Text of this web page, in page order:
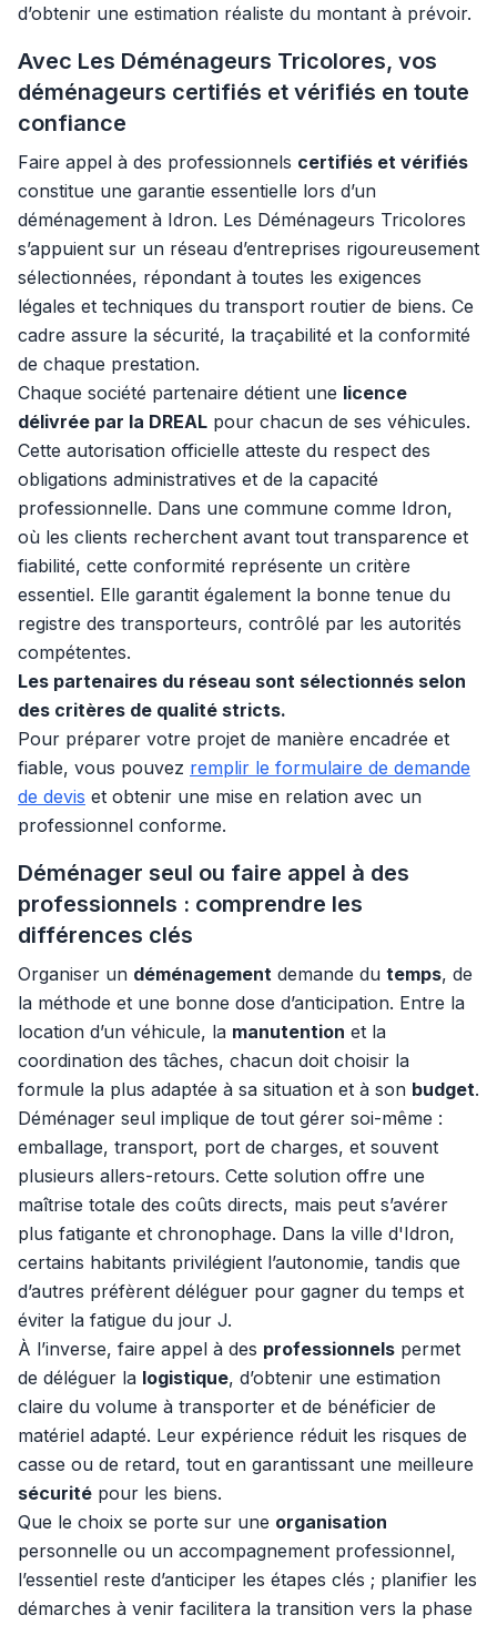
d’obtenir une estimation réaliste du montant à prévoir.
Avec Les Déménageurs Tricolores, vos
déménageurs certifiés et vérifiés en toute
confiance
Faire appel à des professionnels certifiés et vérifiés
constitue une garantie essentielle lors d’un
déménagement à Idron. Les Déménageurs Tricolores
s’appuient sur un réseau d’entreprises rigoureusement
sélectionnées, répondant à toutes les exigences
légales et techniques du transport routier de biens. Ce
cadre assure la sécurité, la traçabilité et la conformité
de chaque prestation.
Chaque société partenaire détient une licence
délivrée par la DREAL pour chacun de ses véhicules.
Cette autorisation officielle atteste du respect des
obligations administratives et de la capacité
professionnelle. Dans une commune comme Idron,
où les clients recherchent avant tout transparence et
fiabilité, cette conformité représente un critère
essentiel. Elle garantit également la bonne tenue du
registre des transporteurs, contrôlé par les autorités
compétentes.
Les partenaires du réseau sont sélectionnés selon
des critères de qualité stricts.
Pour préparer votre projet de manière encadrée et
fiable, vous pouvez remplir le formulaire de demande
de devis et obtenir une mise en relation avec un
professionnel conforme.
Déménager seul ou faire appel à des
professionnels : comprendre les
différences clés
Organiser un déménagement demande du temps, de
la méthode et une bonne dose d’anticipation. Entre la
location d’un véhicule, la manutention et la
coordination des tâches, chacun doit choisir la
formule la plus adaptée à sa situation et à son budget.
Déménager seul implique de tout gérer soi-même :
emballage, transport, port de charges, et souvent
plusieurs allers-retours. Cette solution offre une
maîtrise totale des coûts directs, mais peut s’avérer
plus fatigante et chronophage. Dans la ville d'Idron,
certains habitants privilégient l’autonomie, tandis que
d’autres préfèrent déléguer pour gagner du temps et
éviter la fatigue du jour J.
À l’inverse, faire appel à des professionnels permet
de déléguer la logistique, d’obtenir une estimation
claire du volume à transporter et de bénéficier de
matériel adapté. Leur expérience réduit les risques de
casse ou de retard, tout en garantissant une meilleure
sécurité pour les biens.
Que le choix se porte sur une organisation
personnelle ou un accompagnement professionnel,
l’essentiel reste d’anticiper les étapes clés ; planifier les
démarches à venir facilitera la transition vers la phase